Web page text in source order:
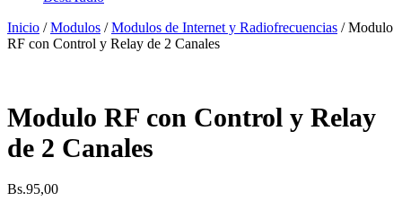
Inicio /Modulos /Modulos de Internet y Radiofrecuencias / Modulo
RF con Control y Relay de 2 Canales
Modulo RF con Control y Relay
de 2 Canales
Bs.95,00